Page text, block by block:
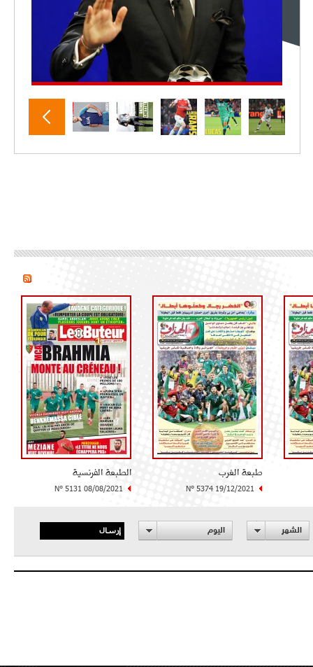
طبعة الغرب
N° 5374 19/12/2021
الطبعة الفرنسية
N° 5131 08/08/2021
الشهر اليوم إرسال